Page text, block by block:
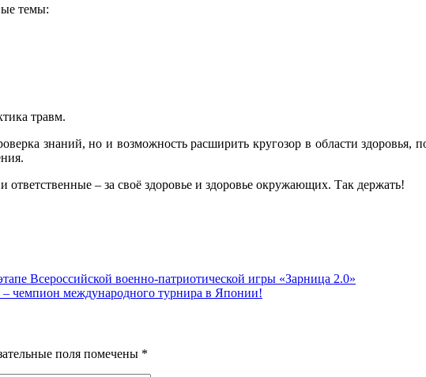
темы:
травм.
знаний, но и возможность расширить кругозор в области
ответственные – за своё здоровье и здоровье окружающих. Так держать!
Всероссийской военно-патриотической игры «Зарница 2.0»
– чемпион международного турнира в Японии!
поля помечены *